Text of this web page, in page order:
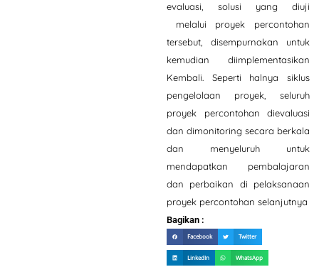
evaluasi, solusi yang diuji
melalui proyek percontohan
tersebut, disempurnakan untuk
kemudian diimplementasikan
Kembali. Seperti halnya siklus
pengelolaan proyek, seluruh
proyek percontohan dievaluasi
dan dimonitoring secara berkala
dan menyeluruh untuk
mendapatkan pembalajaran
dan perbaikan di pelaksanaan
proyek percontohan selanjutnya
Bagikan :
Facebook Twitter
LinkedIn WhatsApp